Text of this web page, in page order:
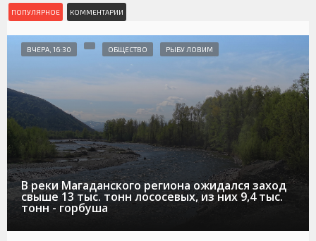
ПОПУЛЯРНОЕ КОММЕНТАРИИ
В реки Магаданского региона ожидался заход
свыше 13 тыс. тонн лососевых, из них 9,4 тыс.
тонн - горбуша
ВЧЕРА, 16:30 ОБЩЕСТВО РЫБУ ЛОВИМ